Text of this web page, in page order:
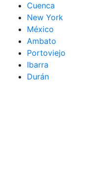
Cuenca
New York
México
Ambato
Portoviejo
Ibarra
Durán